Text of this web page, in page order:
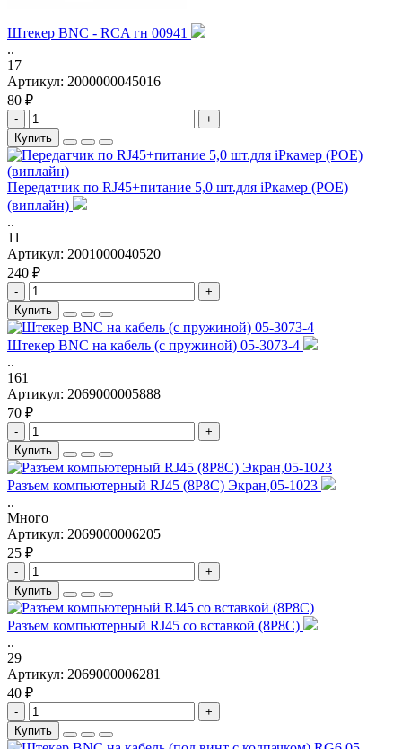
Штекер BNC - RCA гн 00941
..
17
Артикул: 2000000045016
80 ₽
-
+
Купить
Передатчик по RJ45+питание 5,0 шт.для iPкамер (POE)
(виплайн)
..
11
Артикул: 2001000040520
240 ₽
-
+
Купить
Штекер BNC на кабель (с пружиной) 05-3073-4
..
161
Артикул: 2069000005888
70 ₽
-
+
Купить
Разъем компьютерный RJ45 (8P8C) Экран,05-1023
..
Много
Артикул: 2069000006205
25 ₽
-
+
Купить
Разъем компьютерный RJ45 со вставкой (8P8C)
..
29
Артикул: 2069000006281
40 ₽
-
+
Купить